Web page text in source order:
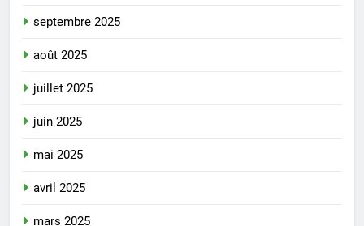
septembre 2025
août 2025
juillet 2025
juin 2025
mai 2025
avril 2025
mars 2025